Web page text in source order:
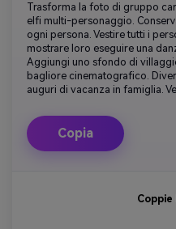
Trasforma la foto di gruppo
elfi multi-personaggio.
ogni persona. Vestire tutti i
mostrare loro eseguire una
Aggiungi uno sfondo di
bagliore cinematografico.
auguri di vacanza in famiglia.
Copia